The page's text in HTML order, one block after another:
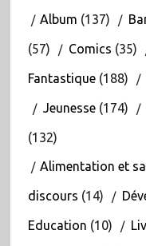
Album (137)
(57) Comics (35)
Fantastique(188)
Jeunesse(174)
(132)
Alimentation et
discours (14)
Education (10)